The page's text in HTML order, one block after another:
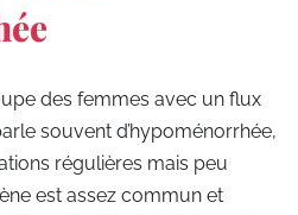
des femmes avec un flux
souvent d’hypoménorrhée,
régulières mais peu
est assez commun et